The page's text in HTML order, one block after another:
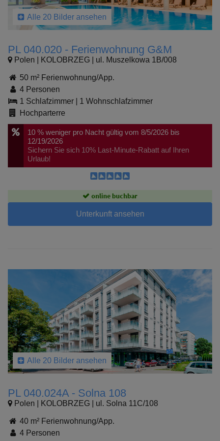
Alle 20 Bilder ansehen
PL 040.020 - Ferienwohnung G&M
Polen | KOLOBRZEG | ul. Muszelkowa 1B/008
50 m² Ferienwohnung/App.
4 Personen
1 Schlafzimmer
1 Wohnschlafzimmer
Hochparterre
10 % weniger pro Nacht gültig vom 8/5/2026 bis
12/19/2026
Sichern Sie sich 10% Last-Minute-Rabatt auf Ihren
Urlaub!
online buchbar
Unterkunft ansehen
Alle 20 Bilder ansehen
PL 040.024A - Solna 108
Polen | KOLOBRZEG | ul. Solna 11C/108
40 m² Ferienwohnung/App.
4 Personen